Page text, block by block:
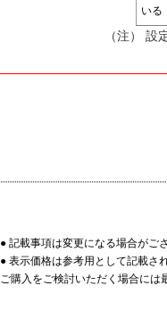
いる
（注） 設
● 記載事項は変更になる場合がご
● 表示価格は参考用として記載さ
ご購入をご検討いただく場合には